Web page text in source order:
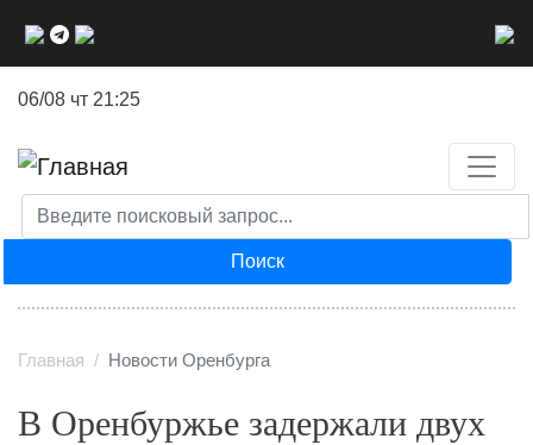
06/08 чт 21:25
Поиск
Главная Новости Оренбурга
В Оренбуржье задержали двух